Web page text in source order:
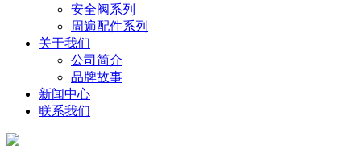
安全阀系列
周遍配件系列
关于我们
公司简介
品牌故事
新闻中心
联系我们